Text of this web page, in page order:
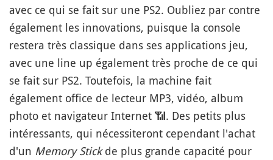
avec ce qui se fait sur une PS2. Oubliez par contre
également les innovations, puisque la console
restera très classique dans ses applications jeu,
avec une line up également très proche de ce qui
se fait sur PS2. Toutefois, la machine fait
également office de lecteur MP3, vidéo, album
photo et navigateur Internet 📶. Des petits plus
intéressants, qui nécessiteront cependant l'achat
d'un Memory Stickde plus grande capacité pour